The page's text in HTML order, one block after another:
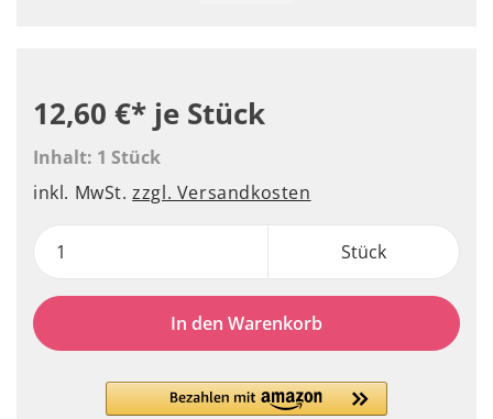
12,60 €* je Stück
Inhalt: 1 Stück
inkl. MwSt.zzgl. Versandkosten
Stück
In den Warenkorb